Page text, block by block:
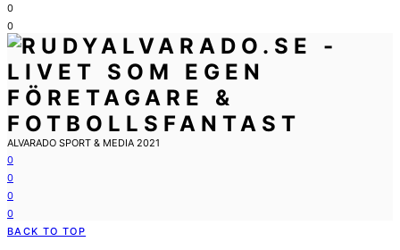
0
0
ALVARADO SPORT & MEDIA 2021
0
0
0
0
BACK TO TOP